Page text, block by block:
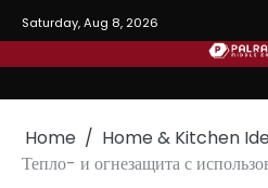
to
content
Saturday, Aug 8, 2026
Home
Home & Kitchen
Тепло- и огнезащита с